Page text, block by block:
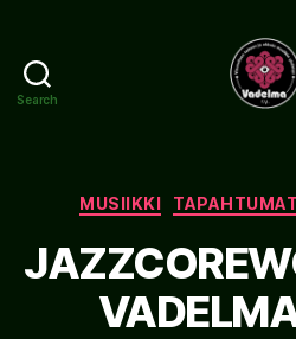
Search
MUSIIKKI TAPAHTUMAT